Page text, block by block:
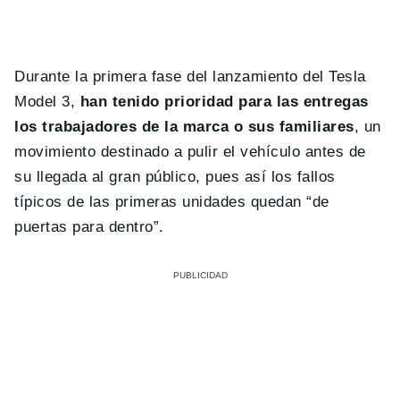
Durante la primera fase del lanzamiento del Tesla
Model 3, han tenido prioridad para las entregas
los trabajadores de la marca o sus familiares, un
movimiento destinado a pulir el vehículo antes de
su llegada al gran público, pues así los fallos
típicos de las primeras unidades quedan “de
puertas para dentro”.